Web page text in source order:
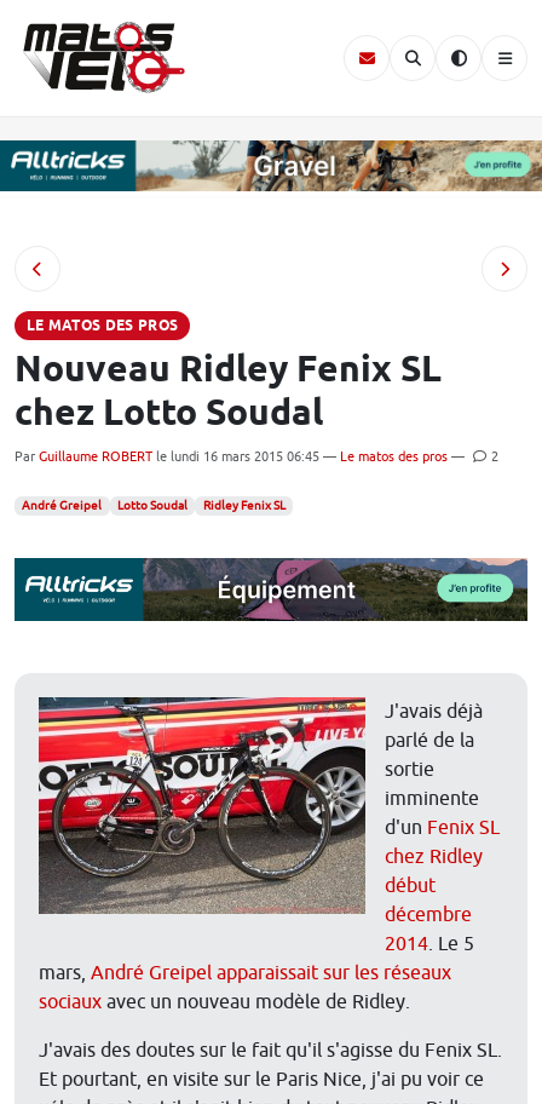
LE MATOS DES PROS
Nouveau Ridley Fenix SL
chez Lotto Soudal
Par Guillaume ROBERT le lundi 16 mars 2015 06:45 — Le matos des pros — 2
André Greipel Lotto Soudal Ridley Fenix SL
J'avais déjà
parlé de la
sortie
imminente
d'un Fenix SL
chez Ridley
début
décembre
2014. Le 5
mars, André Greipel apparaissait sur les réseaux
sociaux avec un nouveau modèle de Ridley.
J'avais des doutes sur le fait qu'il s'agisse du Fenix SL.
Et pourtant, en visite sur le Paris Nice, j'ai pu voir ce